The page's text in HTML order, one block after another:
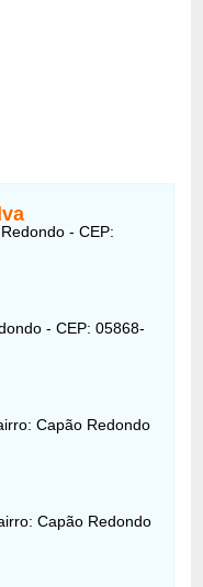
- CEP:
- CEP: 05868-
Capão Redondo
Capão Redondo